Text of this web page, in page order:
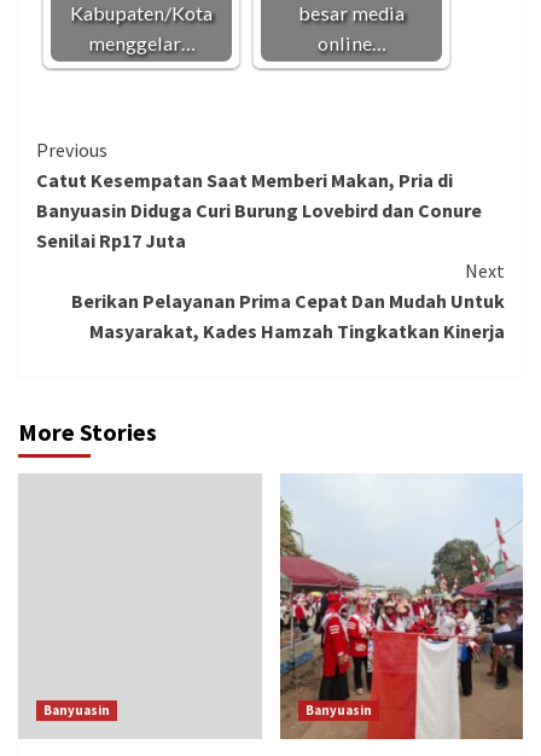
Kabupaten/Kota
menggelar…
besar media
online…
Continue
Reading
Previous
Catut Kesempatan Saat Memberi Makan, Pria di
Banyuasin Diduga Curi Burung Lovebird dan Conure
Senilai Rp17 Juta
Next
Berikan Pelayanan Prima Cepat Dan Mudah Untuk
Masyarakat, Kades Hamzah Tingkatkan Kinerja
More Stories
Banyuasin Banyuasin